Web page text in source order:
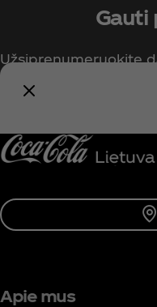
Gauti
Užsiprenumeruokite
prieigą prie visko, kas
Apie mus